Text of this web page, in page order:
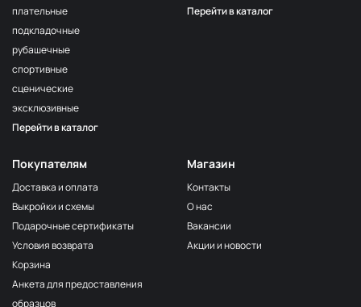
плательные
подкладочные
рубашечные
спортивные
сценические
эксклюзивные
Перейти в каталог
Перейти в каталог
Покупателям
Доставка и оплата
Выкройки и схемы
Подарочные сертификаты
Условия возврата
Корзина
Анкета для предоставления
образцов
Магазин
Контакты
О нас
Вакансии
Акции и новости